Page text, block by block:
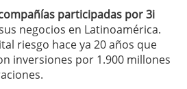
participadas por 3i
negocios en Latinoamérica.
riesgo hace ya 20 años que
inversiones por 1.900 millones